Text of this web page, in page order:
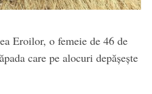
Eroilor, o femeie de 46 de
care pe alocuri depășește